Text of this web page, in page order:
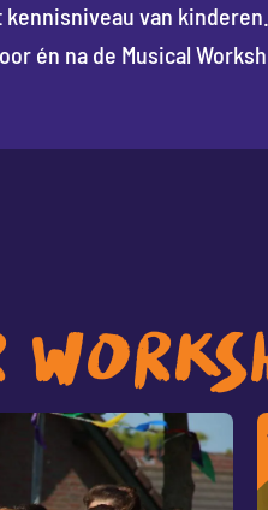
van
én na de Musical